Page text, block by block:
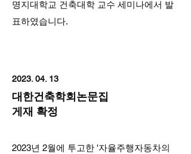
명지대학교 건축대학 교수 세미나에서 발
표하였습니다.
2023. 04. 13
대한건축학회논문집
게재 확정
2023년 2월에 투고한 '자율주행자동차의